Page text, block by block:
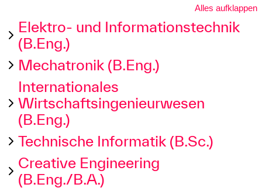
Alles aufklappen
Elektro- und Informationstechnik
(B.Eng.)
Mechatronik (B.Eng.)
Internationales
Wirtschaftsingenieurwesen
(B.Eng.)
Technische Informatik (B.Sc.)
Creative Engineering
(B.Eng./B.A.)